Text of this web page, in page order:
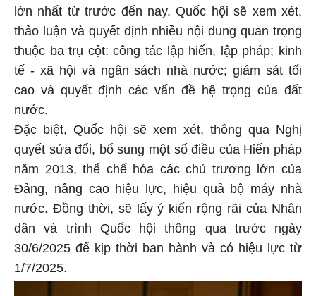
lớn nhất từ trước đến nay. Quốc hội sẽ xem xét,
thảo luận và quyết định nhiều nội dung quan trọng
thuộc ba trụ cột: công tác lập hiến, lập pháp; kinh
tế - xã hội và ngân sách nhà nước; giám sát tối
cao và quyết định các vấn đề hệ trọng của đất
nước.
Đặc biệt, Quốc hội sẽ xem xét, thông qua Nghị
quyết sửa đổi, bổ sung một số điều của Hiến pháp
năm 2013, thể chế hóa các chủ trương lớn của
Đảng, nâng cao hiệu lực, hiệu quả bộ máy nhà
nước. Đồng thời, sẽ lấy ý kiến rộng rãi của Nhân
dân và trình Quốc hội thông qua trước ngày
30/6/2025 để kịp thời ban hành và có hiệu lực từ
1/7/2025.